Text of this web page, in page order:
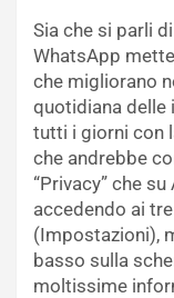
Sia che si parli
WhatsApp
che migliorano
quotidiana delle
tutti i giorni con
che andrebbe
“Privacy” che
accedendo ai
(Impostazioni),
basso sulla
moltissime